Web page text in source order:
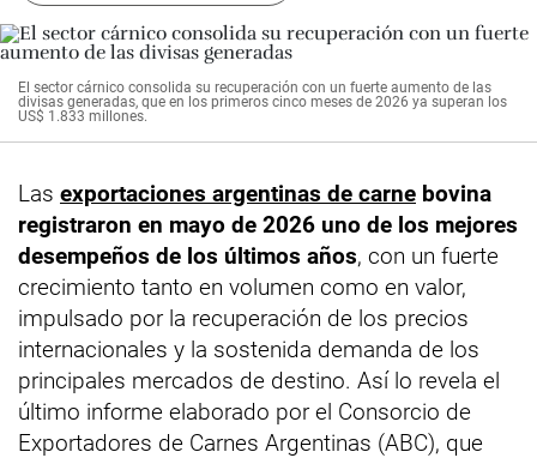
El sector cárnico consolida su recuperación con un fuerte aumento de las
divisas generadas, que en los primeros cinco meses de 2026 ya superan los
US$ 1.833 millones.
Las exportaciones argentinas de carne bovina
registraron en mayo de 2026 uno de los mejores
desempeños de los últimos años, con un fuerte
crecimiento tanto en volumen como en valor,
impulsado por la recuperación de los precios
internacionales y la sostenida demanda de los
principales mercados de destino. Así lo revela el
último informe elaborado por el Consorcio de
Exportadores de Carnes Argentinas (ABC), que